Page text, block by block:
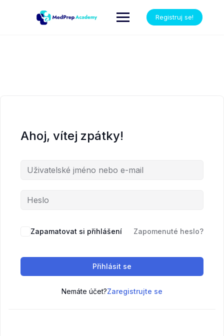
Registruj se!
Ahoj, vítej zpátky!
Zapamatovat si přihlášení Zapomenuté heslo?
Přihlásit se
Nemáte účet?Zaregistrujte se